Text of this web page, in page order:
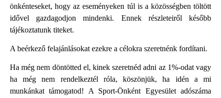
önkénteseket, hogy az eseményeken túl is a közösségben töltött
idővel gazdagodjon mindenki. Ennek részleteiről később
tájékoztatunk titeket.
A beérkező felajánlásokat ezekre a célokra szeretnénk fordítani.
Ha még nem döntötted el, kinek szeretnéd adni az 1%-odat vagy
ha még nem rendelkeztél róla, köszönjük, ha idén a mi
munkánkat támogatod! A Sport-Önként Egyesület adószáma